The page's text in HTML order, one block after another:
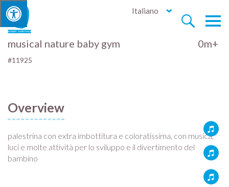


Italiano
musical nature baby gym
#11925
0m+
Overview
palestrina con extra imbottitura e coloratissima, con musica,
luci e molte attività per lo sviluppo e il divertimento del
bambino